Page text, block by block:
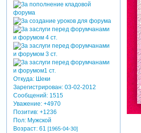
Откуда:Шеки
Зарегистрирован: 03-02-2012
Сообщений:1515
Уважение: +4970
Позитив: +1236
Пол:Мужской
Возраст:61 [1965-04-30]